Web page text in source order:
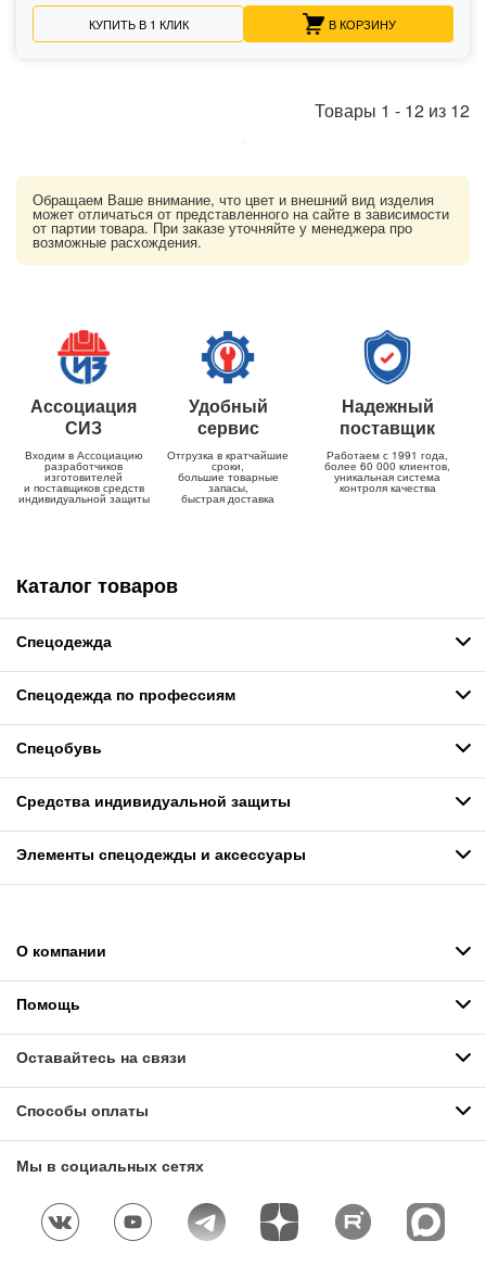
КУПИТЬ В 1 КЛИК В КОРЗИНУ
Товары 1 - 12 из 12
Обращаем Ваше внимание, что цвет и внешний вид изделия
может отличаться от представленного на сайте в зависимости
от партии товара. При заказе уточняйте у менеджера про
возможные расхождения.
Ассоциация
СИЗ
Входим в Ассоциацию
разработчиков
изготовителей
и поставщиков средств
индивидуальной защиты
Удобный
сервис
Отгрузка в кратчайшие
сроки,
большие товарные
запасы,
быстрая доставка
Надежный
поставщик
Работаем с 1991 года,
более 60 000 клиентов,
уникальная система
контроля качества
Каталог товаров
Спецодежда
Спецодежда по профессиям
Спецобувь
Средства индивидуальной защиты
Элементы спецодежды и аксессуары
О компании
Помощь
Оставайтесь на связи
Способы оплаты
Мы в социальных сетях